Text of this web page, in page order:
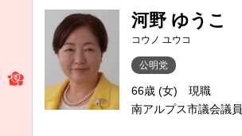
河野 ゆうこ
コウノ ユウコ
公明党
66歳 (女)
現職
南アルプス市議会議員